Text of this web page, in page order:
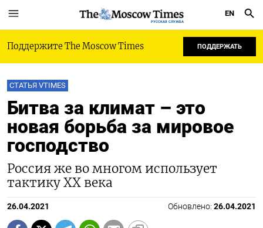
РУССКАЯ СЛУЖБА
EN
Поддержите The Moscow Times ПОДДЕРЖАТЬ
СТАТЬЯ VTIMES
Битва за климат – это
новая борьба за мировое
господство
Россия же во многом использует
тактику ХХ века
26.04.2021 Обновлено: 26.04.2021